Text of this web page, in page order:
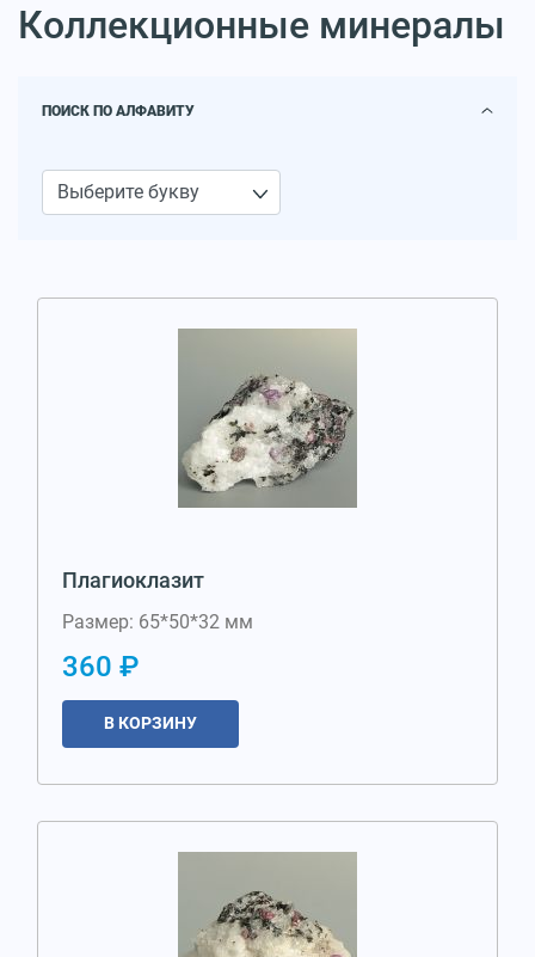
Коллекционные минералы
ПОИСК ПО АЛФАВИТУ
Плагиоклазит
Размер: 65*50*32 мм
360 ₽
В КОРЗИНУ